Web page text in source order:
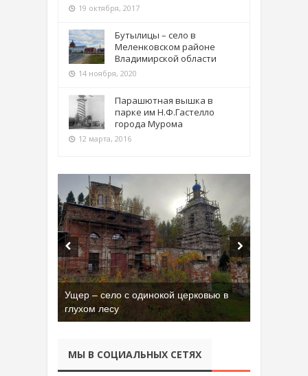
19 октября, 2017
Бутылицы – село в
Меленковском районе
Владимирской области
14 ноября, 2020
Парашютная вышка в
парке им Н.Ф.Гастелло
города Мурома
12 марта, 2016
Ущер – село с одинокой церковью в
глухом лесу
МЫ В СОЦИАЛЬНЫХ СЕТЯХ